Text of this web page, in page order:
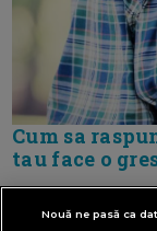
Cum sa
tau face o
Nouă ne pasă ca